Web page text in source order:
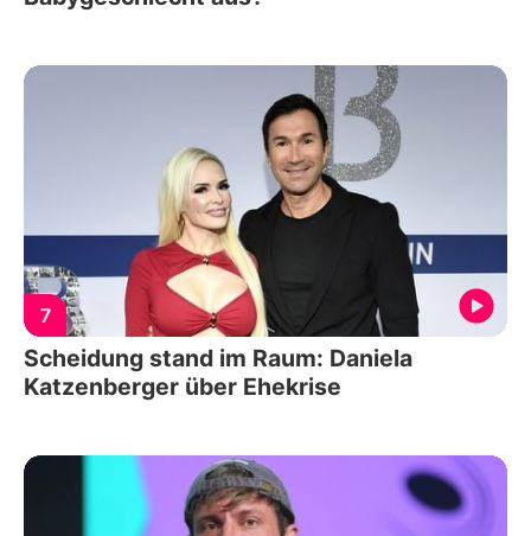
7
Scheidung stand im Raum: Daniela
Katzenberger über Ehekrise